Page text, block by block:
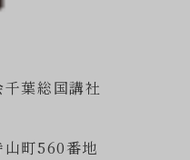
葉総国講社
町560番地